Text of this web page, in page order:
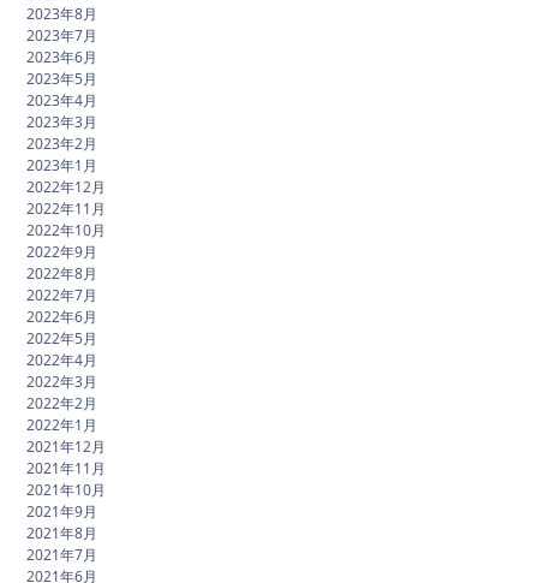
2023年8月
2023年7月
2023年6月
2023年5月
2023年4月
2023年3月
2023年2月
2023年1月
2022年12月
2022年11月
2022年10月
2022年9月
2022年8月
2022年7月
2022年6月
2022年5月
2022年4月
2022年3月
2022年2月
2022年1月
2021年12月
2021年11月
2021年10月
2021年9月
2021年8月
2021年7月
2021年6月